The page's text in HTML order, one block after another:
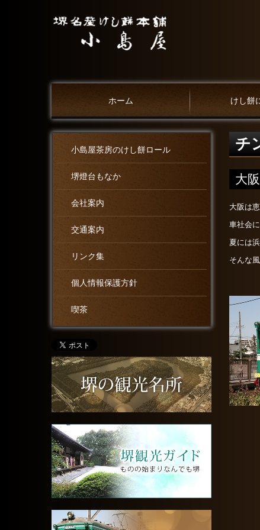
ホーム けし餅
小島屋茶房のけし餅ロール
堺燈台もなか
会社案内
交通案内
リンク集
個人情報保護方針
喫茶
チ
大
大阪は
車社会
夏には
そんな